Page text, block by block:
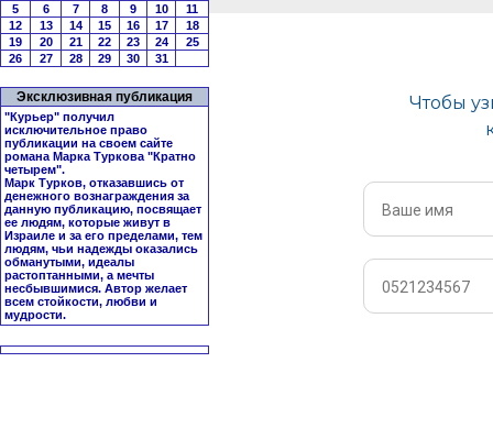
5
6 7 8 9 10
11
12
13 14 15 16 17
18
19
20 21 22 23 24
25
26
27 28 29 30 31
Эксклюзивная публикация
"Курьер" получил
исключительное право
публикации на своем сайте
романа Марка Туркова "Кратно
четырем".
Марк Турков, отказавшись от
денежного вознаграждения за
данную публикацию, посвящает
ее людям, которые живут в
Израиле и за его пределами, тем
людям, чьи надежды оказались
обманутыми, идеалы
растоптанными, а мечты
несбывшимися. Автор желает
всем стойкости, любви и
мудрости.